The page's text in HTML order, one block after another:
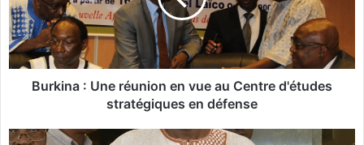
n
a
:
U
é
Burkina : Une réunion en vue au Centre d'études
stratégiques en défense
C